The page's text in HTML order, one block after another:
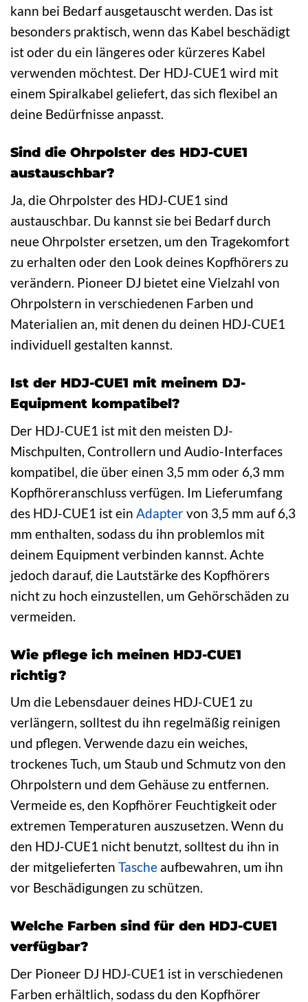
kann bei Bedarf ausgetauscht werden. Das ist
besonders praktisch, wenn das Kabel beschädigt
ist oder du ein längeres oder kürzeres Kabel
verwenden möchtest. Der HDJ-CUE1 wird mit
einem Spiralkabel geliefert, das sich flexibel an
deine Bedürfnisse anpasst.
Sind die Ohrpolster des HDJ-CUE1
austauschbar?
Ja, die Ohrpolster des HDJ-CUE1 sind
austauschbar. Du kannst sie bei Bedarf durch
neue Ohrpolster ersetzen, um den Tragekomfort
zu erhalten oder den Look deines Kopfhörers zu
verändern. Pioneer DJ bietet eine Vielzahl von
Ohrpolstern in verschiedenen Farben und
Materialien an, mit denen du deinen HDJ-CUE1
individuell gestalten kannst.
Ist der HDJ-CUE1 mit meinem DJ-
Equipment kompatibel?
Der HDJ-CUE1 ist mit den meisten DJ-
Mischpulten, Controllern und Audio-Interfaces
kompatibel, die über einen 3,5 mm oder 6,3 mm
Kopfhöreranschluss verfügen. Im Lieferumfang
des HDJ-CUE1 ist ein Adaptervon 3,5 mm auf 6,3
mm enthalten, sodass du ihn problemlos mit
deinem Equipment verbinden kannst. Achte
jedoch darauf, die Lautstärke des Kopfhörers
nicht zu hoch einzustellen, um Gehörschäden zu
vermeiden.
Wie pflege ich meinen HDJ-CUE1
richtig?
Um die Lebensdauer deines HDJ-CUE1 zu
verlängern, solltest du ihn regelmäßig reinigen
und pflegen. Verwende dazu ein weiches,
trockenes Tuch, um Staub und Schmutz von den
Ohrpolstern und dem Gehäuse zu entfernen.
Vermeide es, den Kopfhörer Feuchtigkeit oder
extremen Temperaturen auszusetzen. Wenn du
den HDJ-CUE1 nicht benutzt, solltest du ihn in
der mitgelieferten Tasche aufbewahren, um ihn
vor Beschädigungen zu schützen.
Welche Farben sind für den HDJ-CUE1
verfügbar?
Der Pioneer DJ HDJ-CUE1 ist in verschiedenen
Farben erhältlich, sodass du den Kopfhörer